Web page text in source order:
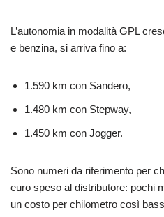
L’autonomia in modalità GPL
e benzina, si arriva fino a:
1.590 km con Sandero,
1.480 km con Stepway,
1.450 km con Jogger.
Sono numeri da riferimento per
euro speso al distributore: pochi
un costo per chilometro così